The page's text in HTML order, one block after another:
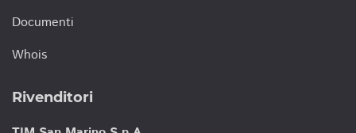
Documenti
Whois
Rivenditori